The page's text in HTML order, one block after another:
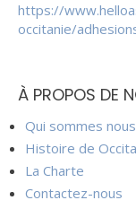
https://
occitanie/
À PROPOS DE
Qui sommes nous
Histoire de
La Charte
Contactez-nous